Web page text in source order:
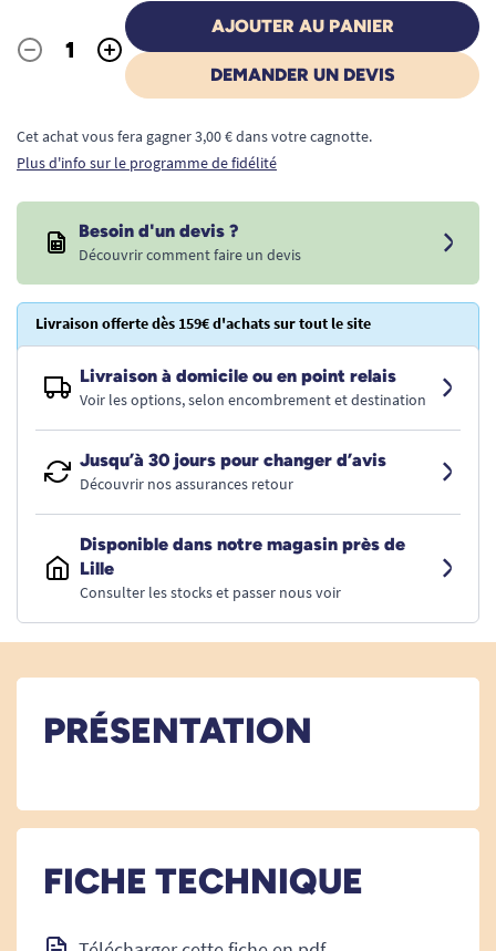
Quantité
- +
AJOUTER AU PANIER
DEMANDER UN DEVIS
Cet achat vous fera gagner 3,00 € dans votre cagnotte.
Plus d'info sur le programme de fidélité
Besoin d'un devis ?
Découvrir comment faire un devis
Livraison offerte dès 159€ d'achats sur tout le site
Livraison à domicile ou en point relais
Voir les options, selon encombrement et destination
Jusqu’à 30 jours pour changer d’avis
Découvrir nos assurances retour
Disponible dans notre magasin près de
Lille
Consulter les stocks et passer nous voir
PRÉSENTATION
FICHE TECHNIQUE